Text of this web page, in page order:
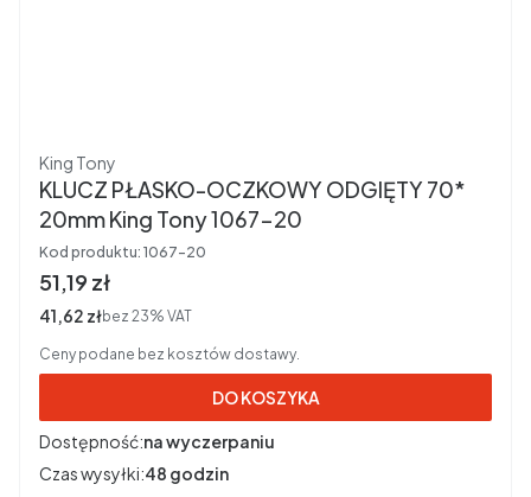
Producent
King Tony
KLUCZ PŁASKO-OCZKOWY ODGIĘTY 70*
20mm King Tony 1067-20
Kod produktu: 1067-20
Cena brutto
51,19 zł
Cena netto
41,62 złbez 23% VAT
Ceny podane bez kosztów dostawy.
DO KOSZYKA
Dostępność:na wyczerpaniu
Czas wysyłki:48 godzin